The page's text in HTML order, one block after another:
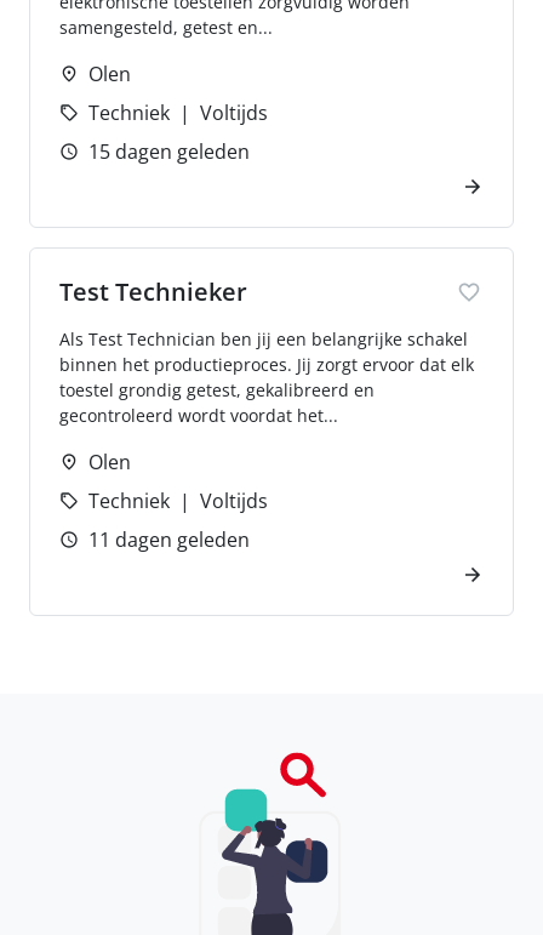
samengesteld, getest en...
Olen
Techniek
Voltijds
15 dagen geleden
Test Technieker
Als Test Technician ben jij een belangrijke schakel
binnen het productieproces. Jij zorgt ervoor dat elk
toestel grondig getest, gekalibreerd en
gecontroleerd wordt voordat het...
Olen
Techniek
Voltijds
11 dagen geleden